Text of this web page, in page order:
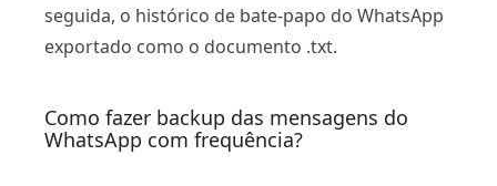
seguida, o histórico de bate-papo do WhatsApp
exportado como o documento .txt.
Como fazer backup das mensagens do
WhatsApp com frequência?